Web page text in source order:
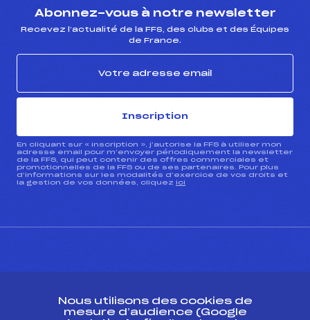
Abonnez-vous à notre newsletter
Recevez l’actualité de la FFS, des clubs et des Équipes
de France.
Inscription
En cliquant sur « inscription », j’autorise la FFS à utiliser mon
adresse email pour m’envoyer périodiquement la newsletter
de la FFS, qui peut contenir des offres commerciales et
promotionnelles de la FFS ou de ses partenaires. Pour plus
d’informations sur les modalités d’exercice de vos droits et
la gestion de vos données, cliquez ici
Nous utilisons des cookies de
mesure d’audience (Google